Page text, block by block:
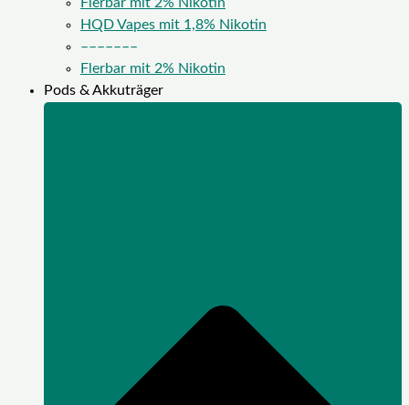
Flerbar mit 2% Nikotin
HQD Vapes mit 1,8% Nikotin
–––––––
Flerbar mit 2% Nikotin
Pods & Akkuträger